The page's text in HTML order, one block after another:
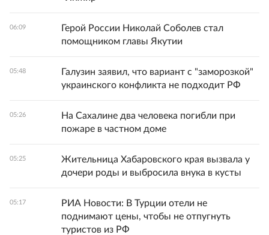
06:09
Герой России Николай Соболев стал
помощником главы Якутии
05:48
Галузин заявил, что вариант с "заморозкой"
украинского конфликта не подходит РФ
05:26
На Сахалине два человека погибли при
пожаре в частном доме
05:25
Жительница Хабаровского края вызвала у
дочери роды и выбросила внука в кусты
05:17
РИА Новости: В Турции отели не
поднимают цены, чтобы не отпугнуть
туристов из РФ